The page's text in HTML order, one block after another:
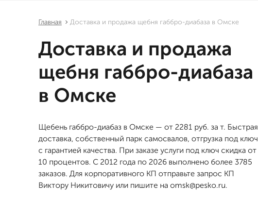
Главная Доставка и продажа щебня габбро-диабаза в Омске
Доставка и продажа
щебня габбро-диабаза
в Омске
Щебень габбро-диабаз в Омске — от 2281 руб. за т. Быстрая
доставка, собственный парк самосвалов, отгрузка под ключ
с гарантией качества. При заказе услуги под ключ скидка от
10 процентов. С 2012 года по 2026 выполнено более 3785
заказов. Для корпоративного КП отправьте запрос КП
Виктору Никитовичу или пишите на omsk@pesko.ru.